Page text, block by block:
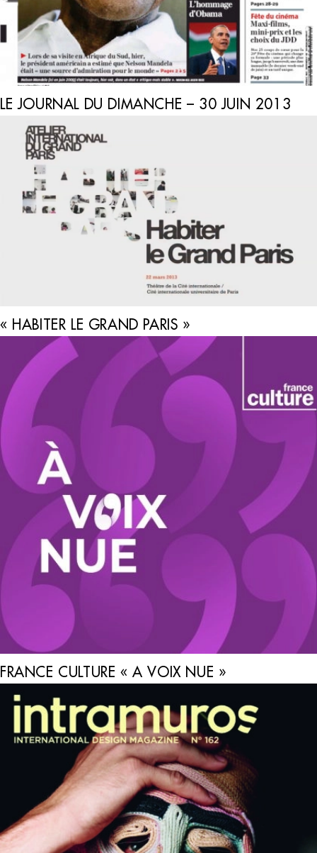
LE JOURNAL DU DIMANCHE – 30 JUIN 2013
« HABITER LE GRAND PARIS »
FRANCE CULTURE « A VOIX NUE »